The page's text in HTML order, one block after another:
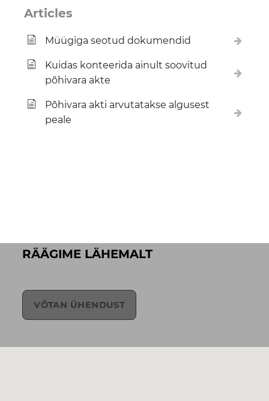
Articles
Müügiga seotud dokumendid
Kuidas konteerida ainult soovitud
põhivara akte
Põhivara akti arvutatakse algusest
peale
RÄÄGIME LÄHEMALT
VÕTAN ÜHENDUST